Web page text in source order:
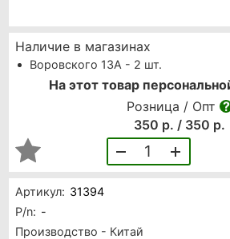
Артикул: 31394
P/n: -
Производство - Китай
Наличие в магазинах
Воровского 13А - 2 шт.
На этот товар
Розница / Опт
350 р. / 350 р.
1